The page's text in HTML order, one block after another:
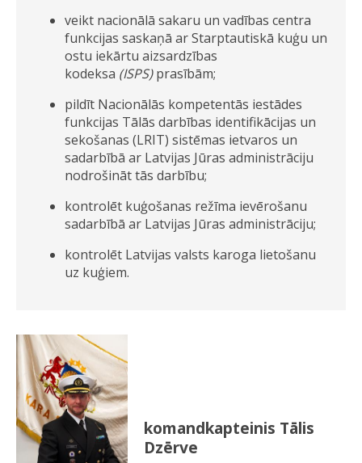
veikt nacionālā sakaru un vadības centra
funkcijas saskaņā ar Starptautiskā kuģu un
ostu iekārtu aizsardzības
kodeksa (ISPS)prasībām;
pildīt Nacionālās kompetentās iestādes
funkcijas Tālās darbības identifikācijas un
sekošanas (LRIT) sistēmas ietvaros un
sadarbībā ar Latvijas Jūras administrāciju
nodrošināt tās darbību;
kontrolēt kuģošanas režīma ievērošanu
sadarbībā ar Latvijas Jūras administrāciju;
kontrolēt Latvijas valsts karoga lietošanu
uz kuģiem.
komandkapteinis Tālis
Dzērve